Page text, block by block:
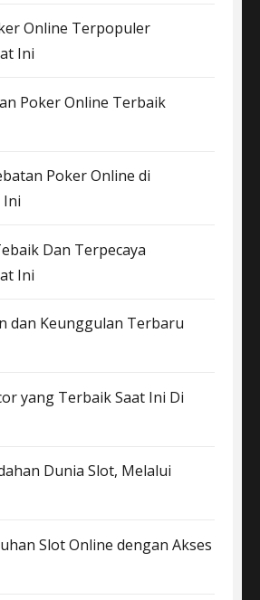
Online Terpopuler
Ini
Poker Online Terbaik
Poker Online di
Ini
Dan Terpecaya
Ini
dan Keunggulan Terbaru
yang Terbaik Saat Ini Di
Dunia Slot, Melalui
Slot Online dengan Akses